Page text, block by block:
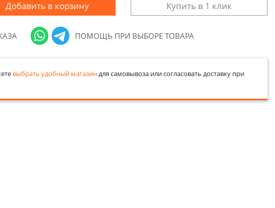
Добавить в корзину Купить в 1 клик
ПОМОЩЬ ПРИ ВЫБОРЕ ТОВАРА
выбрать удобный магазиндля самовывоза или согласовать доставку при